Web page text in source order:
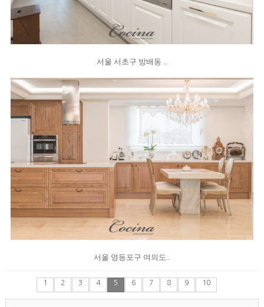
서울 서초구 방배동 ..
서울 영등포구 여의도..
1 2 3 4 5 6 7 8 9 10